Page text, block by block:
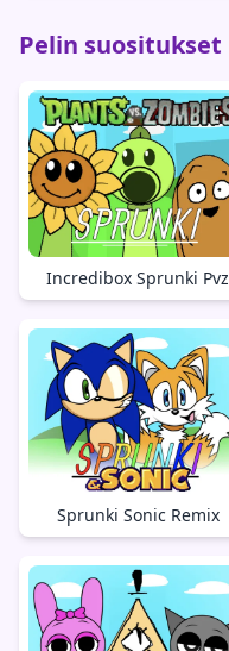
Pelin suositukset
Incredibox Sprunki Pvz
Sprunki Sonic Remix